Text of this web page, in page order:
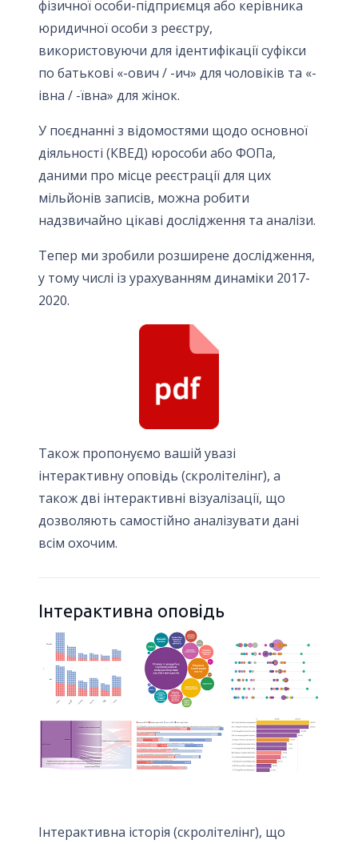
фізичної особи-підприємця або керівника
юридичної особи з реєстру,
використовуючи для ідентифікації суфікси
по батькові «-ович / -ич» для чоловіків та «-
івна / -ївна» для жінок.
У поєднанні з відомостями щодо основної
діяльності (КВЕД) юрособи або ФОПа,
даними про місце реєстрації для цих
мільйонів записів, можна робити
надзвичайно цікаві дослідження та аналізи.
Тепер ми зробили розширене дослідження,
у тому числі із урахуванням динаміки 2017-
2020.
Також пропонуємо вашій увазі
інтерактивну оповідь (скролітелінг), а
також дві інтерактивні візуалізації, що
дозволяють самостійно аналізувати дані
всім охочим.
Інтерактивна оповідь
Інтерактивна історія (скролітелінг), що